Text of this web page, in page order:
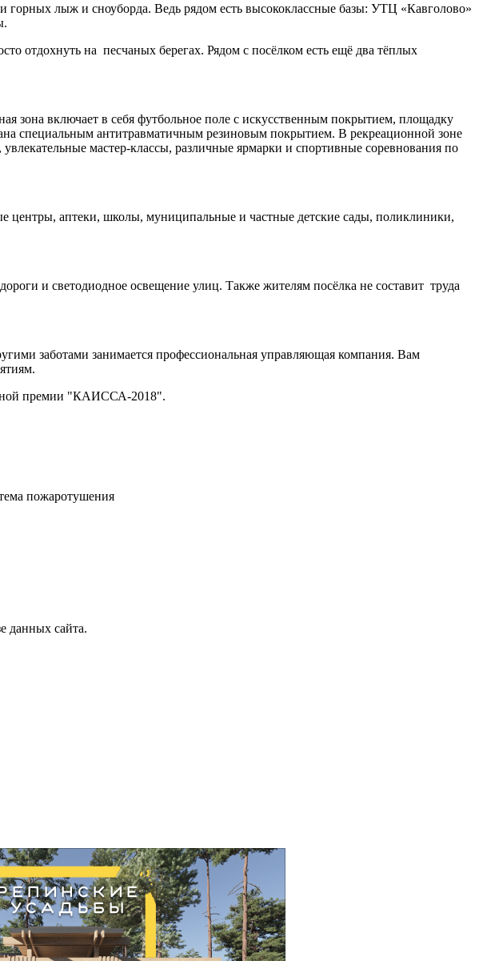
горных лыж и сноуборда. Ведь рядом есть высококлассные базы: УТЦ «Кавголово»
отдохнуть на песчаных берегах. Рядом с посёлком есть ещё два тёплых
зона включает в себя футбольное поле с искусственным покрытием, площадку
специальным антитравматичным резиновым покрытием. В рекреационной зоне
мастер-классы, различные ярмарки и спортивные соревнования по
центры, аптеки, школы, муниципальные и частные детские сады, поликлиники,
и светодиодное освещение улиц. Также жителям посёлка не составит труда
заботами занимается профессиональная управляющая компания. Вам
премии "КАИССА-2018".
пожаротушения
данных сайта.